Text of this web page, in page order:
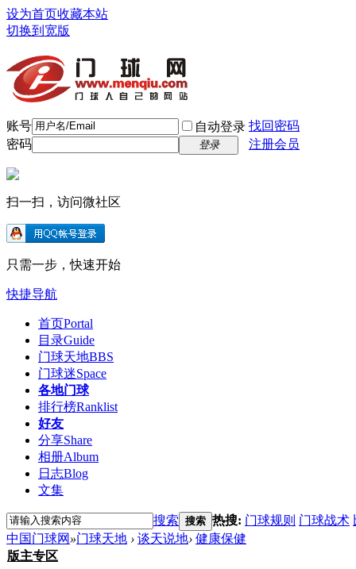
设为首页收藏本站
切换到宽版
账号 自动登录 找回密码
密码
登录 注册会员
扫一扫，访问微社区
只需一步，快速开始
快捷导航
首页Portal
目录Guide
门球天地BBS
门球迷Space
各地门球
排行榜Ranklist
好友
分享Share
相册Album
日志Blog
文集
搜索 搜索 热搜: 门球规则 门球战术
中国门球网 »门球天地 › 谈天说地› 健康保健
版主专区